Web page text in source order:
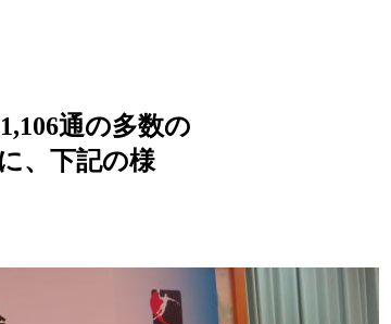
通の多数の
、下記の様